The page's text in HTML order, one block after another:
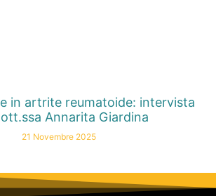
in artrite reumatoide: intervista
Annarita Giardina
21 Novembre 2025